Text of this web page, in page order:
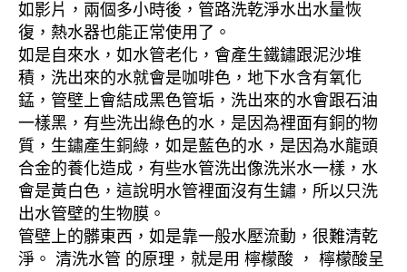
如影片，兩個多小時後，管路洗乾淨水出水量恢
復，熱水器也能正常使用了。
如是自來水，如水管老化，會產生鐵鏽跟泥沙堆
積，洗出來的水就會是咖啡色，地下水含有氧化
錳，管壁上會結成黑色管垢，洗出來的水會跟石油
一樣黑，有些洗出綠色的水，是因為裡面有銅的物
質，生鏽產生銅綠，如是藍色的水，是因為水龍頭
合金的養化造成，有些水管洗出像洗米水一樣，水
會是黃白色，這說明水管裡面沒有生鏽，所以只洗
出水管壁的生物膜。
管壁上的髒東西，如是靠一般水壓流動，很難清乾
淨。 清洗水管 的原理，就是用 檸檬酸 ， 檸檬酸呈